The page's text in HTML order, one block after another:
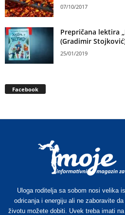
07/10/2017
Prepričana lektira
(Gradimir
25/01/2019
Facebook
Uloga roditelja sa sobom nosi velika
odricanja i energiju ali ne zaboravite
životu možete dobiti. Uvek treba imati